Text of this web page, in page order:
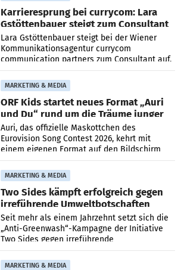
Karrieresprung bei currycom: Lara
Gstöttenbauer steigt zum Consultant
auf
Lara Gstöttenbauer steigt bei der Wiener
Kommunikationsagentur currycom
communication partners zum Consultant auf.
Die 27-jährige Beraterin betreut Kundinnen
und Kunden in den Bereichen
MARKETING & MEDIA
ORF Kids startet neues Format „Auri
und Du“ rund um die Träume junger
Menschen
Auri, das offizielle Maskottchen des
Eurovision Song Contest 2026, kehrt mit
einem eigenen Format auf den Bildschirm
zurück. In der neuen Sendung „Auri und Du“
bei ORF Kids steht
MARKETING & MEDIA
Two Sides kämpft erfolgreich gegen
irreführende Umweltbotschaften
beim Papiereinsatz
Seit mehr als einem Jahrzehnt setzt sich die
„Anti-Greenwash“-Kampagne der Initiative
Two Sides gegen irreführende
Umweltaussagen bei Papierkommunikation
und papierbasierten Verpackungen
MARKETING & MEDIA